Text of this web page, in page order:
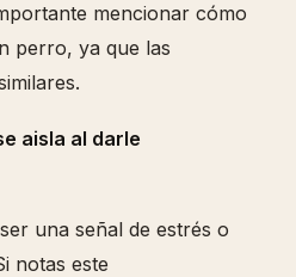
mencionar cómo
perro, ya que las
aisla al darle
una señal de estrés o
notas este